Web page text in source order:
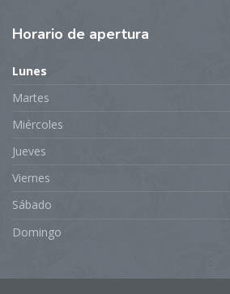
Horario de apertura
Lunes
Martes
Miércoles
Jueves
Viernes
Sábado
Domingo